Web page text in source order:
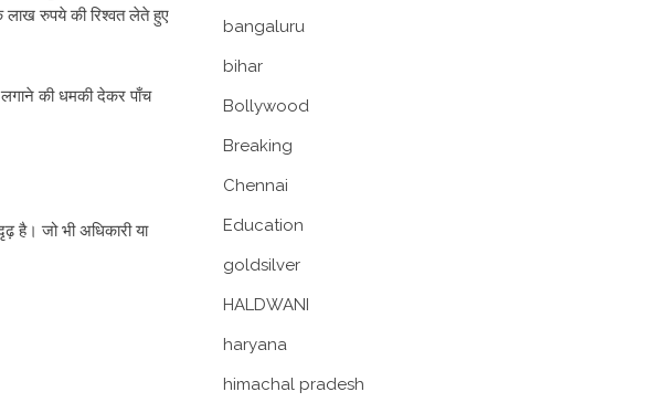
लाख रुपये की रिश्वत लेते हुए
लगाने की धमकी देकर पाँच
है। जो भी अधिकारी या
bangaluru
bihar
Bollywood
Breaking
Chennai
Education
goldsilver
HALDWANI
haryana
himachal pradesh